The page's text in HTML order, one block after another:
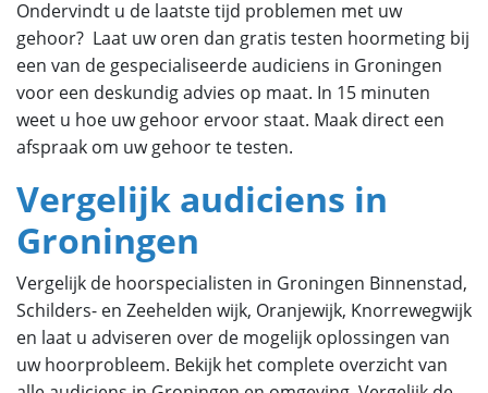
Ondervindt u de laatste tijd problemen met uw
gehoor? Laat uw oren dan gratis testen hoormeting bij
een van de gespecialiseerde audiciens in Groningen
voor een deskundig advies op maat. In 15 minuten
weet u hoe uw gehoor ervoor staat. Maak direct een
afspraak om uw gehoor te testen.
Vergelijk audiciens in
Groningen
Vergelijk de hoorspecialisten in Groningen Binnenstad,
Schilders- en Zeehelden wijk, Oranjewijk, Knorrewegwijk
en laat u adviseren over de mogelijk oplossingen van
uw hoorprobleem. Bekijk het complete overzicht van